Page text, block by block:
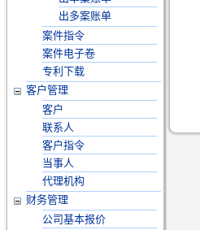
出多案账单
案件指令
案件电子卷
专利下载
客户管理
客户
联系人
客户指令
当事人
代理机构
财务管理
公司基本报价